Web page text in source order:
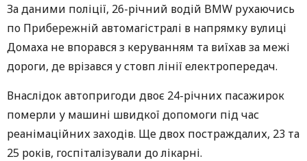
За даними поліції, 26-річний водій BMW рухаючись
по Прибережній автомагістралі в напрямку вулиці
Домаха не впорався з керуванням та виїхав за межі
дороги, де врізався у стовп лінії електропередач.
Внаслідок автопригоди двоє 24-річних пасажирок
померли у машині швидкої допомоги під час
реанімаційних заходів. Ще двох постраждалих, 23 та
25 років, госпіталізували до лікарні.